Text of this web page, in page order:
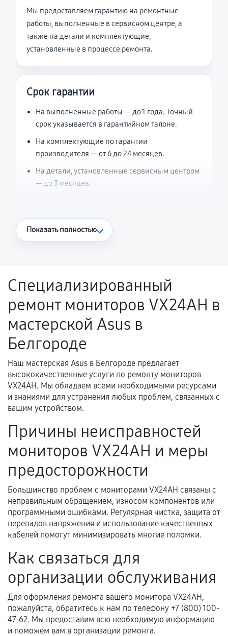
Мы предоставляем гарантию на ремонтные
работы, выполненные в сервисном центре, а
также на детали и комплектующие,
установленные в процессе ремонта.
Срок гарантии
На выполненные работы — до 1 года. Точный
срок указывается в гарантийном талоне.
На комплектующие по гарантии
производителя — от 6 до 24 месяцев.
На детали, установленные сервисным центром
— до 3 месяцев.
Что считается гарантийным случаем
Поломка установленной детали при
нормальной эксплуатации в течение
гарантийного срока.
Несоответствие комплектующей заявленным
техническим характеристикам.
Документы для подтверждения
гарантии
Акт выполненных работ с датой, перечнем
услуг и сроком гарантии.
и кассовый чек.
Расширенная гарантия
В некоторых случаях возможно оформление
условия продления согласовываются отдельно и
фиксируются в документах.
Когда гарантия не действует
Показать полностью
Специализированный
ремонт мониторов VX24AH в
мастерской Asus в
Белгороде
Наш мастерская Asus в Белгороде предлагает
высококачественные услуги по ремонту мониторов
VX24AH. Мы обладаем всеми необходимыми ресурсами
и знаниями для устранения любых проблем, связанных с
вашим устройством.
Причины неисправностей
мониторов VX24AH и меры
предосторожности
Большинство проблем с мониторами VX24AH связаны с
неправильным обращением, износом компонентов или
программными ошибками. Регулярная чистка, защита от
перепадов напряжения и использование качественных
кабелей помогут минимизировать многие поломки.
Как связаться для
организации обслуживания
Для оформления ремонта вашего монитора VX24AH,
пожалуйста, обратитесь к нам по телефону +7 (800) 100-
47-62. Мы предоставим всю необходимую информацию
и поможем вам в организации ремонта.